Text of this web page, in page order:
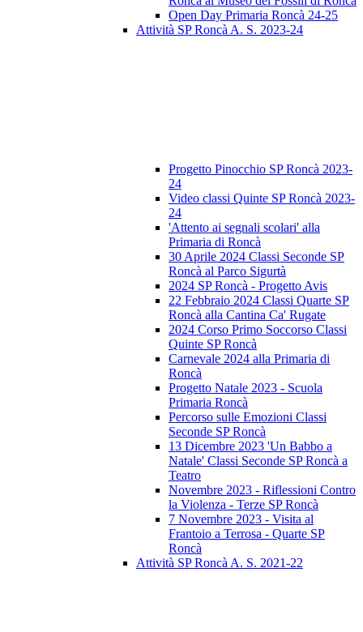
Open Day Primaria Roncà 24-25
Attività SP Roncà A. S. 2023-24
Progetto Pinocchio SP Roncà 2023-
24
Video classi Quinte SP Roncà 2023-
24
'Attento ai segnali scolari' alla
Primaria di Roncà
30 Aprile 2024 Classi Seconde SP
Roncà al Parco Sigurtà
2024 SP Roncà - Progetto Avis
22 Febbraio 2024 Classi Quarte SP
Roncà alla Cantina Ca' Rugate
2024 Corso Primo Soccorso Classi
Quinte SP Roncà
Carnevale 2024 alla Primaria di
Roncà
Progetto Natale 2023 - Scuola
Primaria Roncà
Percorso sulle Emozioni Classi
Seconde SP Roncà
13 Dicembre 2023 'Un Babbo a
Natale' Classi Seconde SP Roncà a
Teatro
Novembre 2023 - Riflessioni Contro
la Violenza - Terze SP Roncà
7 Novembre 2023 - Visita al
Frantoio a Terrosa - Quarte SP
Roncà
Attività SP Roncà A. S. 2021-22